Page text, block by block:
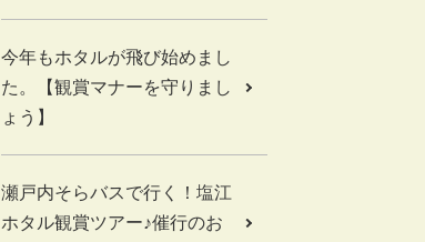
今年もホタルが飛び始めまし
た。【観賞マナーを守りまし
ょう】
瀬戸内そらバスで行く！塩江
ホタル観賞ツアー♪催行のお